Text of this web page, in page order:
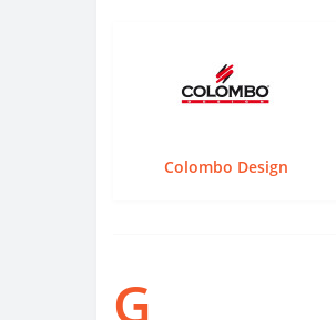
Colombo Design
G